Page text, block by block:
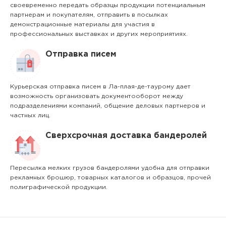
своевременно передать образцы продукции потенциальным
партнерам и покупателям, отправить в посылках
демонстрационные материалы для участия в
профессиональных выставках и других мероприятиях.
Отправка писем
Курьерская отправка писем в Ла-плая-де-таурому дает
возможность организовать документооборот между
подразделениями компаний, общение деловых партнеров и
частных лиц.
Сверхсрочная доставка бандеролей
Пересылка мелких грузов бандеролями удобна для отправки
рекламных брошюр, товарных каталогов и образцов, прочей
полиграфической продукции.